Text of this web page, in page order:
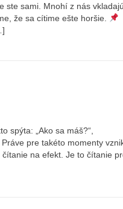
ste sami. Mnohí z nás vkladajú
že sa cítime ešte horšie.
spýta: „Ako sa máš?“,
pre takéto momenty
čítanie na efekt. Je to čítanie